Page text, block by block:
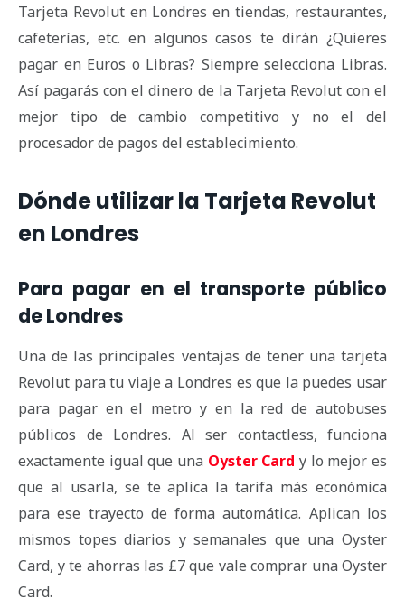
Tarjeta Revolut en Londres en tiendas, restaurantes,
cafeterías, etc. en algunos casos te dirán ¿Quieres
pagar en Euros o Libras? Siempre selecciona Libras.
Así pagarás con el dinero de la Tarjeta Revolut con el
mejor tipo de cambio competitivo y no el del
procesador de pagos del establecimiento.
Dónde utilizar la Tarjeta Revolut
en Londres
Para pagar en el transporte público
de Londres
Una de las principales ventajas de tener una tarjeta
Revolut para tu viaje a Londres es que la puedes usar
para pagar en el metro y en la red de autobuses
públicos de Londres. Al ser contactless, funciona
exactamente igual que una Oyster Card y lo mejor es
que al usarla, se te aplica la tarifa más económica
para ese trayecto de forma automática. Aplican los
mismos topes diarios y semanales que una Oyster
Card, y te ahorras las £7 que vale comprar una Oyster
Card.